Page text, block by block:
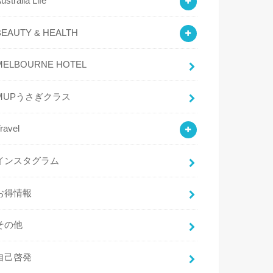
& HEALTH
HOTEL
うさぎクラス
ンスタグラム
得情報
の他
己啓発